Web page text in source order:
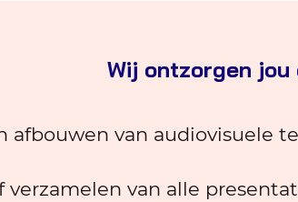
Wij ontzorgen jou
afbouwen van audiovisuele
verzamelen van alle